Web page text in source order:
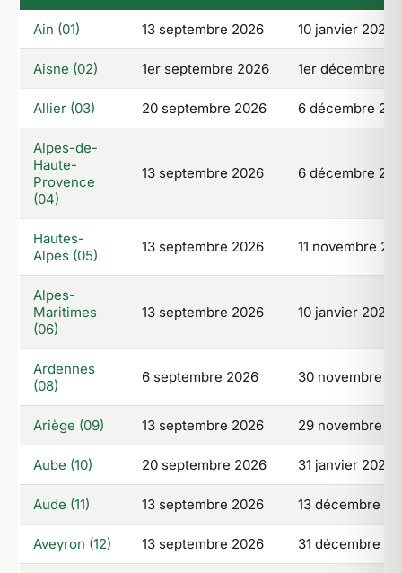
Ain (01) 13 septembre 2026 10 janvier 2027
Aisne (02) 1er septembre 2026 1er décembre
Allier (03) 20 septembre 2026 6 décembre
Alpes-de-
Haute-
Provence
(04)
13 septembre 2026 6 décembre
Hautes-
Alpes (05)
13 septembre 2026 11 novembre
Alpes-
Maritimes
(06)
13 septembre 2026 10 janvier 2027
Ardennes
(08)
6 septembre 2026 30 novembre
Ariège (09) 13 septembre 2026 29 novembre
Aube (10) 20 septembre 2026 31 janvier 2027
Aude (11) 13 septembre 2026 13 décembre
Aveyron (12) 13 septembre 2026 31 décembre